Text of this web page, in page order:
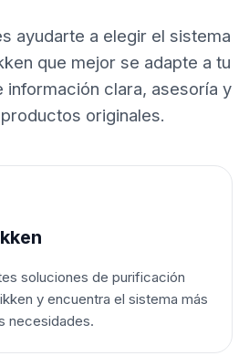
ayudarte a elegir el sistema
que mejor se adapte a tu
información clara, asesoría y
originales.
soluciones de purificación
y encuentra el sistema más
necesidades.